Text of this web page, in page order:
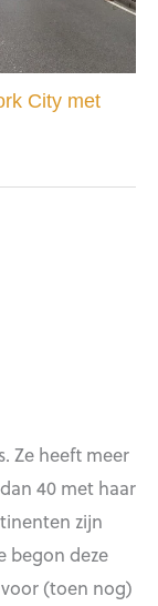
City met
Ze heeft meer
40 met haar
zijn
begon deze
(toen nog)